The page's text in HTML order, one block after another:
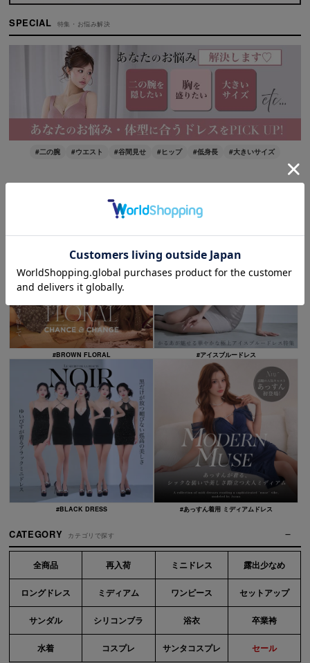
SPECIAL 特集・お悩み解決
#二の腕 #ウエスト #谷間見せ #ヒップ #低身長 #大きいサイズ
PICK UP
#BROWN FLORAL #アイスブルードレス
#BLACK DRESS #あっすん着用 ミディアムドレス
CATEGORY カテゴリで探す
全商品 再入荷 ミニドレス 露出少なめ
ロングドレス ミディアム ワンピース セットアップ
サンダル シリコンブラ 浴衣 卒業袴
水着 コスプレ サンタコスプレ セール